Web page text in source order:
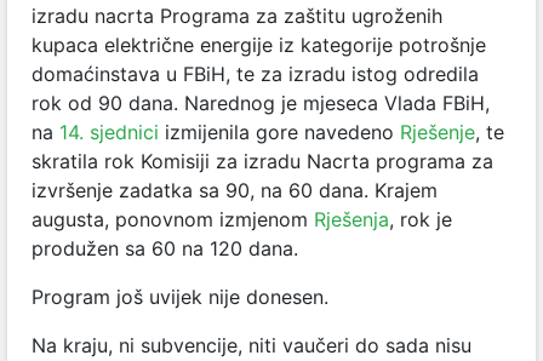
izradu nacrta Programa za zaštitu ugroženih
kupaca električne energije iz kategorije potrošnje
domaćinstava u FBiH, te za izradu istog odredila
rok od 90 dana. Narednog je mjeseca Vlada FBiH,
na 14. sjednici izmijenila gore navedeno Rješenje, te
skratila rok Komisiji za izradu Nacrta programa za
izvršenje zadatka sa 90, na 60 dana. Krajem
augusta, ponovnom izmjenom Rješenja, rok je
produžen sa 60 na 120 dana.
Program još uvijek nije donesen.
Na kraju, ni subvencije, niti vaučeri do sada nisu